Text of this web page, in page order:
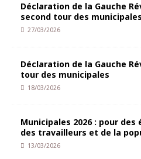
Déclaration de la Gauche
second tour des municipales
27/03/2026
Déclaration de la Gauche
tour des municipales
18/03/2026
Municipales 2026 : pour
des travailleurs et de la
13/03/2026